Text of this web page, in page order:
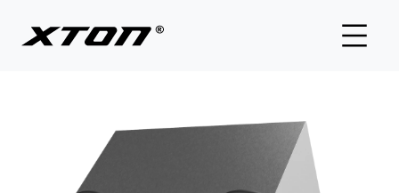
Sobre nosotros
Distribuidores